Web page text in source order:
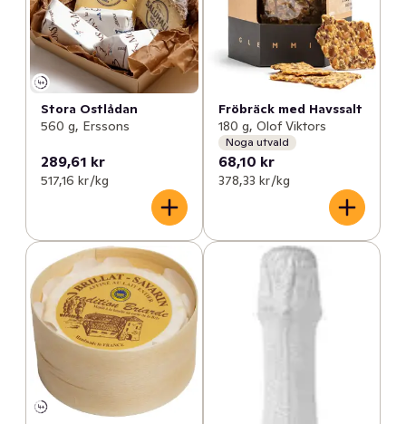
Stora Ostlådan
560 g, Erssons
289,61 kr
517,16 kr /kg
Fröbräck med Havssalt
180 g, Olof Viktors
Noga utvald
68,10 kr
378,33 kr /kg